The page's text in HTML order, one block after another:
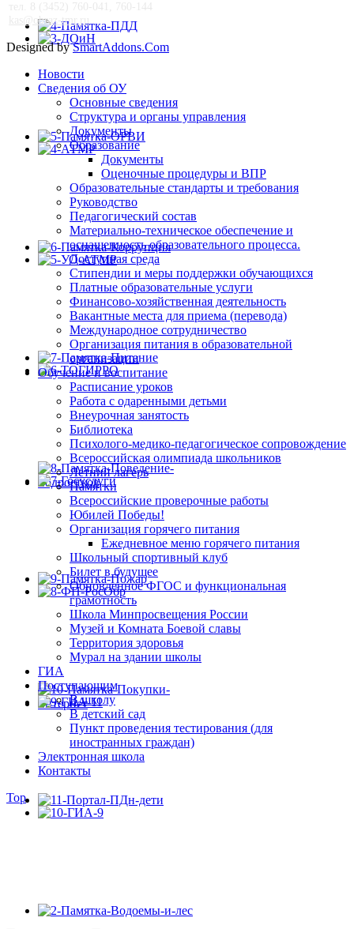
kas@obraz-tmr.ru
Designed bySmartAddons.Com
Новости
Сведения об ОУ
Основные сведения
Структура и органы управления
Документы
Образование
Документы
Оценочные процедуры и ВПР
Образовательные стандарты и требования
Руководство
Педагогический состав
Материально-техническое обеспечение и
оснащенность образовательного процесса.
Доступная среда
Стипендии и меры поддержки обучающихся
Платные образовательные услуги
Финансово-хозяйственная деятельность
Вакантные места для приема (перевода)
Международное сотрудничество
Организация питания в образовательной
организации
Обучение и воспитание
Расписание уроков
Работа с одаренными детьми
Внеурочная занятость
Библиотека
Психолого-медико-педагогическое сопровождение
Всероссийская олимпиада школьников
Летний лагерь
Памятки
Всероссийские проверочные работы
Юбилей Победы!
Организация горячего питания
Ежедневное меню горячего питания
Школьный спортивный клуб
Билет в будущее
Обновленное ФГОС и функциональная
грамотность
Школа Минпросвещения России
Музей и Комната Боевой славы
Территория здоровья
Мурал на здании школы
ГИА
Поступающим
В школу
В детский сад
Пункт проведения тестирования (для
иностранных граждан)
Электронная школа
Контакты
Top